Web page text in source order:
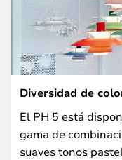
Diversidad de
El PH 5 está
gama de
suaves tonos